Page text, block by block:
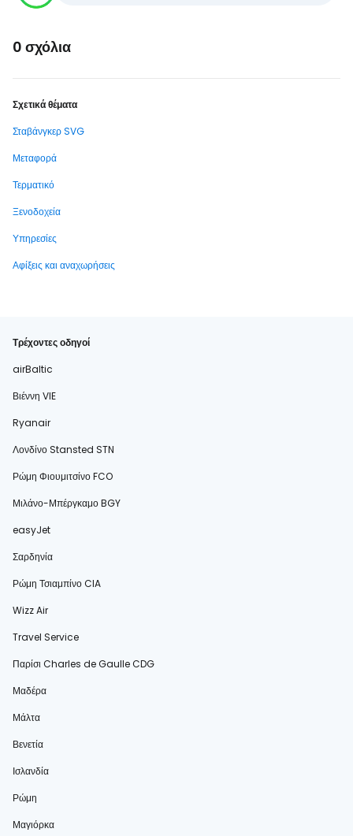
0 σχόλια
Σχετικά θέματα
Σταβάνγκερ SVG
Μεταφορά
Τερματικό
Ξενοδοχεία
Υπηρεσίες
Αφίξεις και αναχωρήσεις
Τρέχοντες οδηγοί
airBaltic
Βιέννη VIE
Ryanair
Λονδίνο Stansted STN
Ρώμη Φιουμιτσίνο FCO
Μιλάνο-Μπέργκαμο BGY
easyJet
Σαρδηνία
Ρώμη Τσιαμπίνο CIA
Wizz Air
Travel Service
Παρίσι Charles de Gaulle CDG
Μαδέρα
Μάλτα
Βενετία
Ισλανδία
Ρώμη
Μαγιόρκα